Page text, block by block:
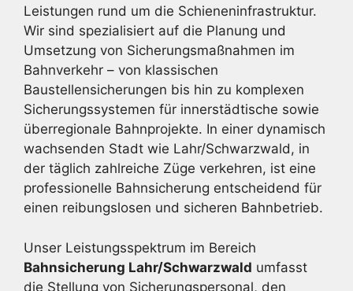
Leistungen rund um die Schieneninfrastruktur.
Wir sind spezialisiert auf die Planung und
Umsetzung von Sicherungsmaßnahmen im
Bahnverkehr – von klassischen
Baustellensicherungen bis hin zu komplexen
Sicherungssystemen für innerstädtische sowie
überregionale Bahnprojekte. In einer dynamisch
wachsenden Stadt wie Lahr/Schwarzwald, in
der täglich zahlreiche Züge verkehren, ist eine
professionelle Bahnsicherung entscheidend für
einen reibungslosen und sicheren Bahnbetrieb.
Unser Leistungsspektrum im Bereich
Bahnsicherung Lahr/Schwarzwald umfasst
die Stellung von Sicherungspersonal, den